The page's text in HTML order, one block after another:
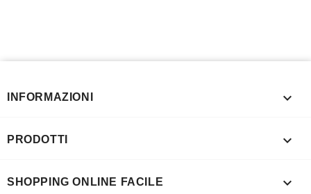
INFORMAZIONI 
PRODOTTI 
SHOPPING ONLINE FACILE 